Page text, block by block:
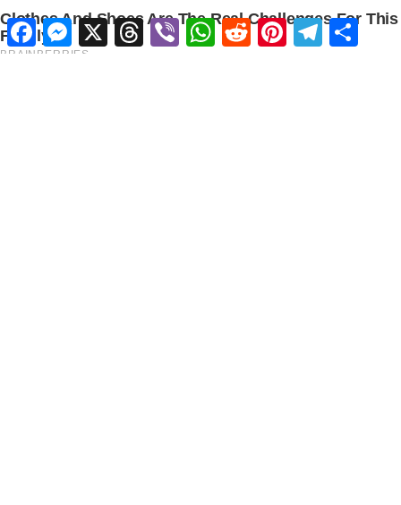
FacebookMessenger
X ThreadsViberWhatsApp
RedditPinterestTelegram
Share